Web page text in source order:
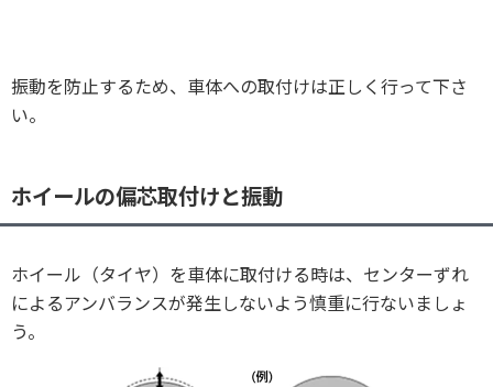
振動を防止するため、車体への取付けは正しく行って下さ
い。
ホイールの偏芯取付けと振動
ホイール（タイヤ）を車体に取付ける時は、センターずれ
によるアンバランスが発生しないよう慎重に行ないましょ
う。